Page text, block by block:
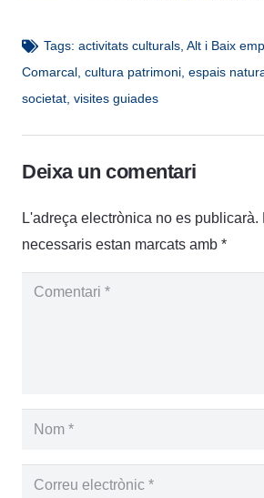
Tags: activitats culturals, Alt i Baix
Comarcal cultura patrimoni espais
societat visites guiades
Deixa un comentari
L'adreça electrònica no es publicarà.
necessaris estan marcats amb *